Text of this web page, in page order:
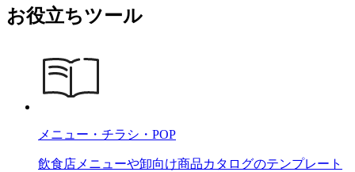
お役立ちツール
メニュー・チラシ・POP
飲食店メニューや卸向け商品カタログのテンプレート